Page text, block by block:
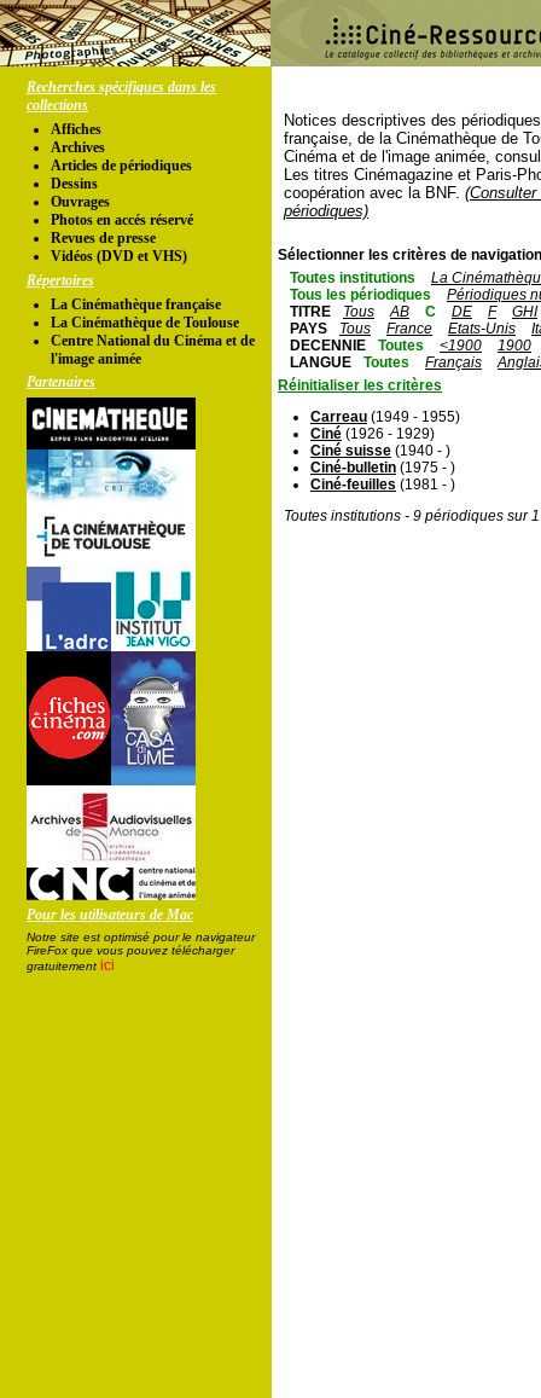
Recherches spécifiques dans les
collections
Affiches
Archives
Articles de périodiques
Dessins
Ouvrages
Photos en accés réservé
Revues de presse
Vidéos (DVD et VHS)
Répertoires
La Cinémathèque française
La Cinémathèque de Toulouse
Centre National du Cinéma et de
l'image animée
Partenaires
Pour les utilisateurs de Mac
Notre site est optimisé pour le navigateur
FireFox que vous pouvez télécharger
gratuitement ici
Notices descriptives des
française, de la Cinémathèque de
Cinéma et de l'image animée,
Les titres Cinémagazine et Paris-
coopération avec la BNF.
périodiques)
Sélectionner les critères de
Toutes institutions
La
Tous les périodiques
Périodiques
TITRE
Tous AB C DE F
GHI
PAYS
Tous France Etats-Unis
DECENNIE
Toutes <1900
1900
LANGUE
Toutes Français
Réinitialiser les critères
Carreau (1949 - 1955)
Ciné (1926 - 1929)
Ciné suisse (1940 - )
Ciné-bulletin (1975 - )
Ciné-feuilles (1981 - )
Toutes institutions - 9 périodiques sur